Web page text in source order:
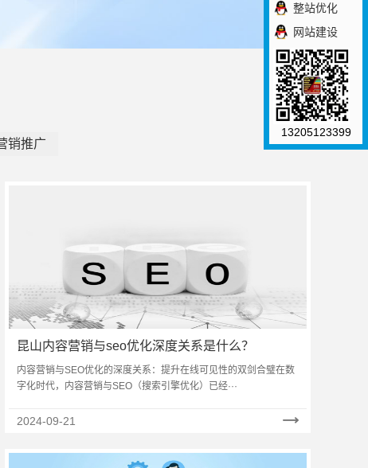
销推广
昆山内容营销与seo优化深度关系是什么？
内容营销与SEO优化的深度关系：提升在线可见性的双剑合璧在数
字化时代，内容营销与SEO（搜索引擎优化）已经···
2024-09-21
整站优化
网站建设
13205123399